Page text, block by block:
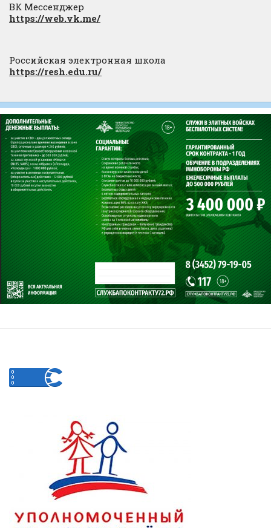
ВК Мессенджер
https://web.vk.me/
Российская электронная школа
https://resh.edu.ru/